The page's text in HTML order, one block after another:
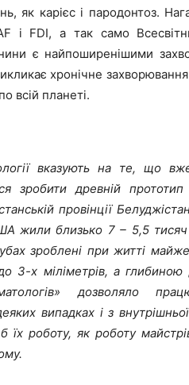
як карієс і пародонтоз.
і FDI, а так само
є найпоширенішими
хронічне
всій планеті.
вказують на те, що
зробити древній прототип
провінції
жили близько 7 – 5,5 тисяч
зроблені при житті майже
3-х міліметрів, а
дозволяло
випадках і з
їх роботу, як роботу